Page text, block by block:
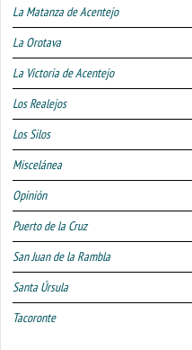
La Matanza de Acentejo
La Orotava
La Victoria de Acentejo
Los Realejos
Los Silos
Miscelánea
Opinión
Puerto de la Cruz
San Juan de la Rambla
Santa Úrsula
Tacoronte